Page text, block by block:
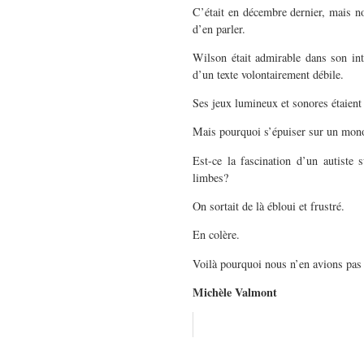
C’était en décembre dernier, mais
d’en parler.
Wilson était admirable dans son
d’un texte volontairement débile.
Ses jeux lumineux et sonores
Mais pourquoi s’épuiser sur un
Est-ce la fascination d’un autiste
limbes?
On sortait de là ébloui et frustré.
En colère.
Voilà pourquoi nous n’en avions
Michèle Valmont